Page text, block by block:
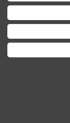
常
問
答